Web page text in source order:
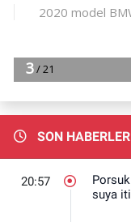
SON HABERLER
20:57
suya